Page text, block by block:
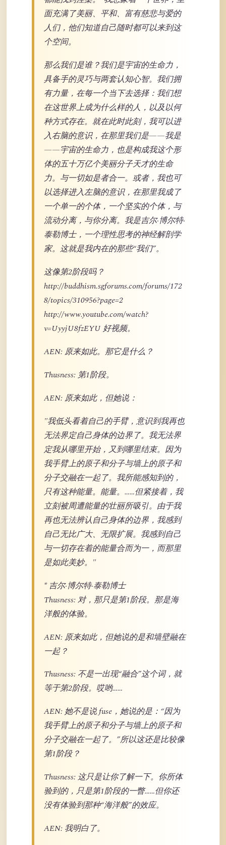
面充满了美丽、平和、富有慈悲与爱的
人们，他们知道自己随时都可以来到这
个空间。
那么我们是谁？我们是宇宙的生命力，
具备手的灵巧与两套认知心智。我们拥
有力量，在每一个当下去选择：我们想
在这世界上成为什么样的人，以及以何
种方式存在。就在此时此刻，我可以进
入右脑的意识，在那里我们是——我是
——宇宙的生命力，也是构成我这个形
体的五十万亿个美丽分子天才的生命
力。与一切如是者合一。或者，我也可
以选择进入左脑的意识，在那里我成了
一个单一的个体，一个坚实的个体，与
流动分离，与你分离。我是吉尔·博尔特·
泰勒博士，一个理性思考的神经解剖学
家。这就是我内在的那些“我们”。
这像第2阶段吗？
http://buddhism.sgforums.com/forums/172
8/topics/310956?page=2
http://www.youtube.com/watch?
v=UyyjU8fzEYU 好视频。
AEN: 原来如此。那它是什么？
Thusness: 第1阶段。
AEN: 原来如此，但她说：
"我低头看着自己的手臂，意识到我再也
无法界定自己身体的边界了。我无法界
定我从哪里开始，又到哪里结束。因为
我手臂上的原子和分子与墙上的原子和
分子交融在一起了。我所能感知到的，
只有这种能量。能量。……但紧接着，我
立刻被周遭能量的壮丽所吸引。由于我
再也无法辨认自己身体的边界，我感到
自己无比广大、无限扩展。我感到自己
与一切存在着的能量合而为一，而那里
是如此美妙。"
* 吉尔·博尔特·泰勒博士
Thusness: 对，那只是第1阶段。那是海
洋般的体验。
AEN: 原来如此，但她说的是和墙壁融在
一起？
Thusness: 不是一出现“融合”这个词，就
等于第2阶段。哎哟……
AEN: 她不是说 fuse，她说的是：“因为
我手臂上的原子和分子与墙上的原子和
分子交融在一起了。”所以这还是比较像
第1阶段？
Thusness: 这只是让你了解一下。你所体
验到的，只是第1阶段的一瞥……但你还
没有体验到那种“海洋般”的效应。
AEN: 我明白了。